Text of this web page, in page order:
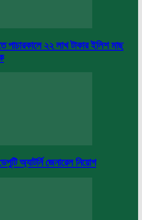
পাচারকালে ২২ লাখ টাকার ইলিশ মাছ
অ্যাটর্নি জেনারেল নিয়োগ